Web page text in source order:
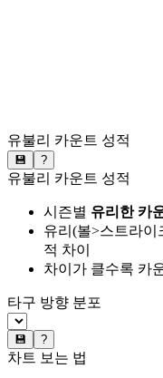
유불리 카운트 성적
💾 ?
유불리 카운트 성적
시즌별 유리한 카
유리(볼>스트라이
적 차이
차이가 클수록 카
타구 방향 분포
💾 ?
차트 보는 법